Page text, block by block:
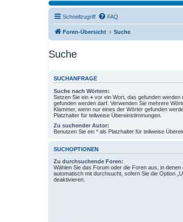
Schnellzugriff FAQ
Foren-Übersicht Suche
Suche
SUCHANFRAGE
Suche nach Wörtern:
Setzen Sie ein + vor ein Wort, das gefunden werden
gefunden werden darf. Verwenden Sie mehrere
Klammer, wenn nur eines der Wörter gefunden
Platzhalter für teilweise Übereinstimmungen.
Zu suchender Autor:
Benutzen Sie ein * als Platzhalter für teilweise
SUCHOPTIONEN
Zu durchsuchende Foren:
Wählen Sie das Forum oder die Foren aus, in
automatisch mit durchsucht, sofern Sie die Option
deaktivieren.